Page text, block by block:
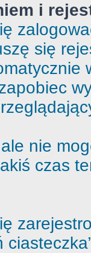
i
się
nie
czas